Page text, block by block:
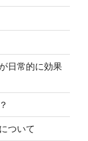
日常的に効果
ついて